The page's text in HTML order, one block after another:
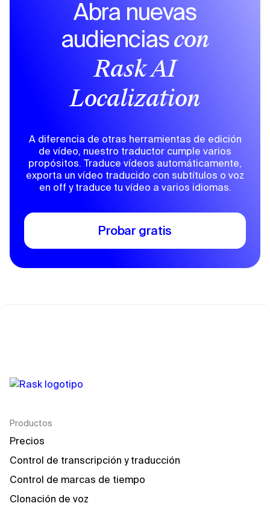
Abra nuevas
audiencias con
Rask AI
Localization
A diferencia de otras herramientas de edición
de vídeo, nuestro traductor cumple varios
propósitos. Traduce vídeos automáticamente,
exporta un vídeo traducido con subtítulos o voz
en off y traduce tu vídeo a varios idiomas.
Probar gratis
Productos
Precios
Control de transcripción y traducción
Control de marcas de tiempo
Clonación de voz